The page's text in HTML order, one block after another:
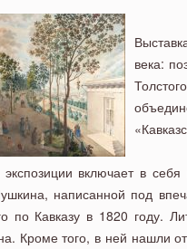
века:
экспозиции включает в
написанной под
по Кавказу в 1820 году.
Кроме того, в ней нашли